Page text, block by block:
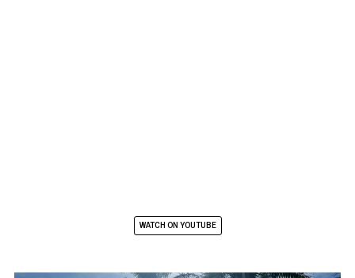
WATCH ON YOUTUBE